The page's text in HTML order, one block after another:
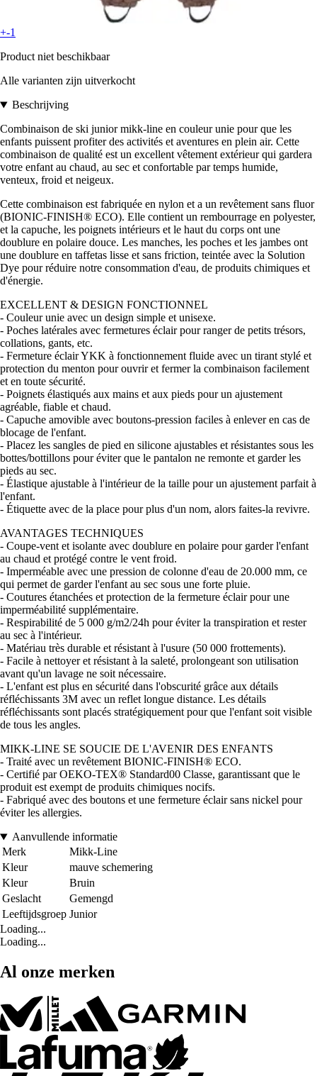
+-1
Product niet beschikbaar
Alle varianten zijn uitverkocht
Beschrijving
Combinaison de ski junior mikk-line en couleur unie pour que les
enfants puissent profiter des activités et aventures en plein air. Cette
combinaison de qualité est un excellent vêtement extérieur qui gardera
votre enfant au chaud, au sec et confortable par temps humide,
venteux, froid et neigeux.
Cette combinaison est fabriquée en nylon et a un revêtement sans fluor
(BIONIC-FINISH® ECO). Elle contient un rembourrage en polyester,
et la capuche, les poignets intérieurs et le haut du corps ont une
doublure en polaire douce. Les manches, les poches et les jambes ont
une doublure en taffetas lisse et sans friction, teintée avec la Solution
Dye pour réduire notre consommation d'eau, de produits chimiques et
d'énergie.
EXCELLENT & DESIGN FONCTIONNEL
- Couleur unie avec un design simple et unisexe.
- Poches latérales avec fermetures éclair pour ranger de petits trésors,
collations, gants, etc.
- Fermeture éclair YKK à fonctionnement fluide avec un tirant stylé et
protection du menton pour ouvrir et fermer la combinaison facilement
et en toute sécurité.
- Poignets élastiqués aux mains et aux pieds pour un ajustement
agréable, fiable et chaud.
- Capuche amovible avec boutons-pression faciles à enlever en cas de
blocage de l'enfant.
- Placez les sangles de pied en silicone ajustables et résistantes sous les
bottes/bottillons pour éviter que le pantalon ne remonte et garder les
pieds au sec.
- Élastique ajustable à l'intérieur de la taille pour un ajustement parfait à
l'enfant.
- Étiquette avec de la place pour plus d'un nom, alors faites-la revivre.
AVANTAGES TECHNIQUES
- Coupe-vent et isolante avec doublure en polaire pour garder l'enfant
au chaud et protégé contre le vent froid.
- Imperméable avec une pression de colonne d'eau de 20.000 mm, ce
qui permet de garder l'enfant au sec sous une forte pluie.
- Coutures étanchées et protection de la fermeture éclair pour une
imperméabilité supplémentaire.
- Respirabilité de 5 000 g/m2/24h pour éviter la transpiration et rester
au sec à l'intérieur.
- Matériau très durable et résistant à l'usure (50 000 frottements).
- Facile à nettoyer et résistant à la saleté, prolongeant son utilisation
avant qu'un lavage ne soit nécessaire.
- L'enfant est plus en sécurité dans l'obscurité grâce aux détails
réfléchissants 3M avec un reflet longue distance. Les détails
réfléchissants sont placés stratégiquement pour que l'enfant soit visible
de tous les angles.
MIKK-LINE SE SOUCIE DE L'AVENIR DES ENFANTS
- Traité avec un revêtement BIONIC-FINISH® ECO.
- Certifié par OEKO-TEX® Standard00 Classe, garantissant que le
produit est exempt de produits chimiques nocifs.
- Fabriqué avec des boutons et une fermeture éclair sans nickel pour
éviter les allergies.
Aanvullende informatie
Merk
Mikk-Line
Kleur
mauve schemering
Kleur
Bruin
Geslacht
Gemengd
Leeftijdsgroep Junior
Loading...
Loading...
Al onze merken